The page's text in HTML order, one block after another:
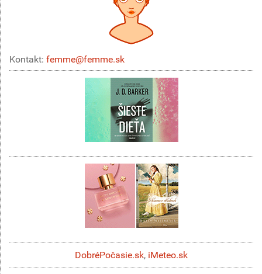
Kontakt: femme@femme.sk
DobréPočasie.sk, iMeteo.sk